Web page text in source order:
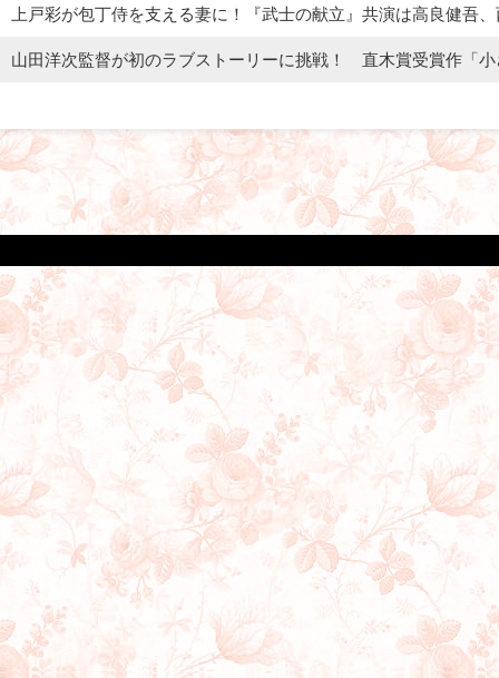
上戸彩が包丁侍を支える妻に！『武士の献立』共演は高良健吾
山田洋次監督が初のラブストーリーに挑戦！ 直木賞受賞作「